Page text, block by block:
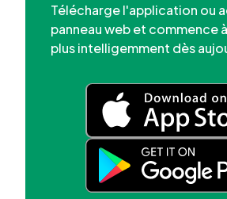
Télécharge l'application ou
panneau web et commence
plus intelligemment dès